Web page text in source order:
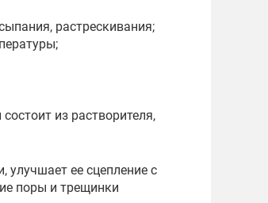
растрескивания;
из растворителя,
ее сцепление с
поры и трещинки